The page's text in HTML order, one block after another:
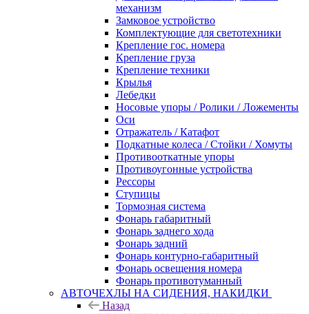
механизм
Замковое устройство
Комплектующие для светотехники
Крепление гос. номера
Крепление груза
Крепление техники
Крылья
Лебедки
Носовые упоры / Ролики / Ложементы
Оси
Отражатель / Катафот
Подкатные колеса / Стойки / Хомуты
Противооткатные упоры
Противоугонные устройства
Рессоры
Ступицы
Тормозная система
Фонарь габаритный
Фонарь заднего хода
Фонарь задний
Фонарь контурно-габаритный
Фонарь освещения номера
Фонарь противотуманный
АВТОЧЕХЛЫ НА СИДЕНИЯ, НАКИДКИ
Назад